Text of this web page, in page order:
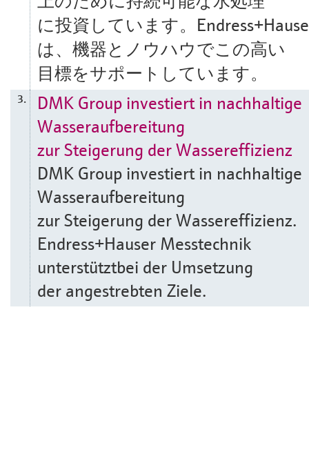
に投資しています。
は、機器とノウハウでこの高い
目標をサポートしています。
3.
DMK Group investiert in nachhaltige
Wasseraufbereitung
zur Steigerung der Wassereffizienz
DMK Group investiert in nachhaltige
Wasseraufbereitung
zur Steigerung der Wassereffizienz.
Endress+Hauser Messtechnik
unterstütztbei der Umsetzung
der angestrebten Ziele.